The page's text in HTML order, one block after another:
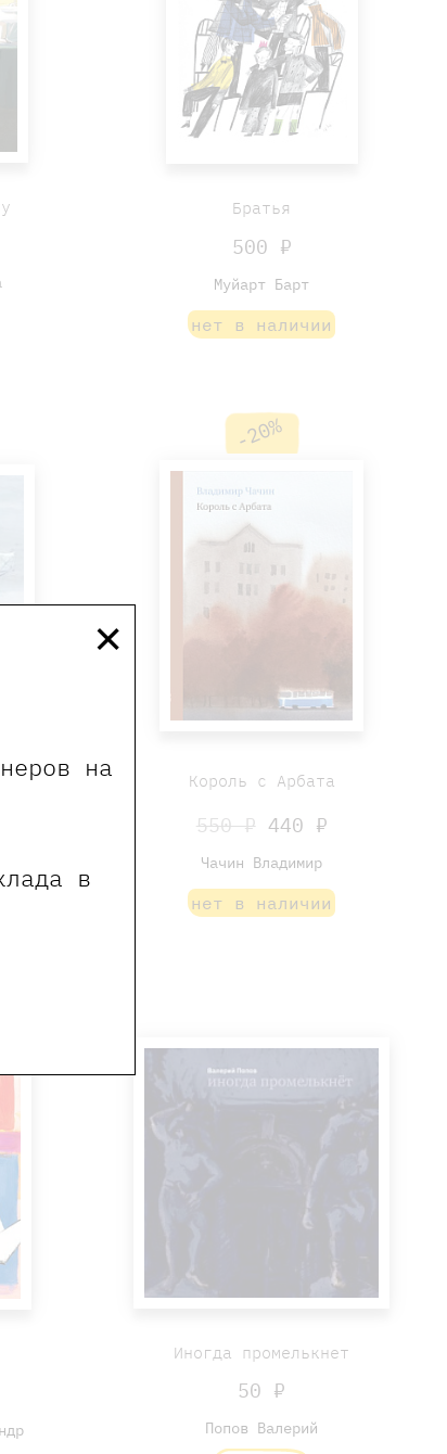
на
в
×
Братья
500 ₽
Муйарт Барт
нет в наличии
-20%
Король с Арбата
550 ₽ 440 ₽
Чачин Владимир
нет в наличии
Иногда промелькнет
50 ₽
Попов Валерий